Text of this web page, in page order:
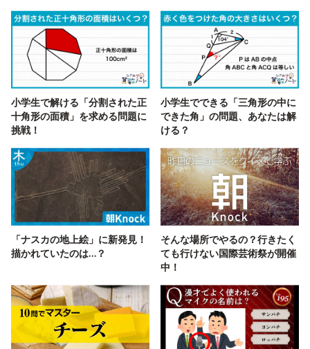
小学生で解ける「分割された正
十角形の面積」を求める問題に
挑戦！
小学生でできる「三角形の中に
できた角」の問題、あなたは解
ける？
「ナスカの地上絵」に新発見！
描かれていたのは…？
そんな場所でやるの？行きたく
ても行けない国際芸術祭が開催
中！